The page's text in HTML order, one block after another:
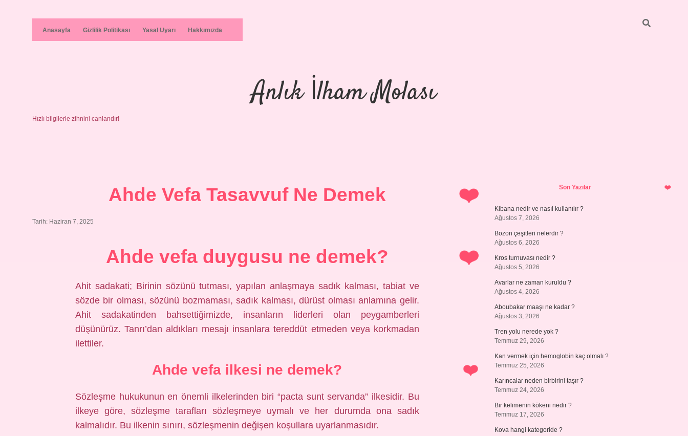
Anasayfa Gizlilik Politikası Yasal Uyarı Hakkımızda
Anlık İlham Molası
Hızlı bilgilerle zihnini canlandır!
Ahde Vefa Tasavvuf Ne Demek
Tarih: Haziran 7, 2025
Ahde vefa duygusu ne demek?
Ahit sadakati; Birinin sözünü tutması, yapılan anlaşmaya sadık kalması, tabiat ve
sözde bir olması, sözünü bozmaması, sadık kalması, dürüst olması anlamına gelir.
Ahit sadakatinden bahsettiğimizde, insanların liderleri olan peygamberleri
düşünürüz. Tanrı’dan aldıkları mesajı insanlara tereddüt etmeden veya korkmadan
ilettiler.
Ahde vefa ilkesi ne demek?
Sözleşme hukukunun en önemli ilkelerinden biri “pacta sunt servanda” ilkesidir. Bu
ilkeye göre, sözleşme tarafları sözleşmeye uymalı ve her durumda ona sadık
kalmalıdır. Bu ilkenin sınırı, sözleşmenin değişen koşullara uyarlanmasıdır.
SidebarSon Yazılar
Kibana nedir ve nasıl kullanılır ?
Ağustos 7, 2026
Bozon çeşitleri nelerdir ?
Ağustos 6, 2026
Kros turnuvası nedir ?
Ağustos 5, 2026
Avarlar ne zaman kuruldu ?
Ağustos 4, 2026
Aboubakar maaşı ne kadar ?
Ağustos 3, 2026
Tren yolu nerede yok ?
Temmuz 29, 2026
Kan vermek için hemoglobin kaç olmalı ?
Temmuz 25, 2026
Karıncalar neden birbirini taşır ?
Temmuz 24, 2026
Bir kelimenin kökeni nedir ?
Temmuz 17, 2026
Kova hangi kategoride ?